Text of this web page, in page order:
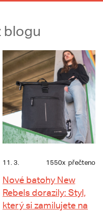
blogu
11. 3. 1550x přečteno
Nové batohy New
Rebels dorazily: Styl,
který si zamilujete na